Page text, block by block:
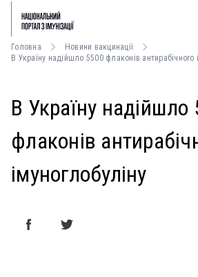
Головна
Новини вакцинації
В Україну надійшло 5500 флаконів антирабічного
В Україну надійшло
флаконів
імуноглобуліну